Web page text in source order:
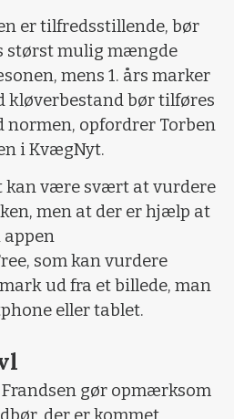
er tilfredsstillende, bør
størst mulig mængde
mens 1. års marker
kløverbestand bør tilføres
opfordrer Torben
i KvægNyt.
kan være svært at vurdere
men at der er hjælp at
appen
som kan vurdere
ud fra et billede, man
eller tablet.
gør opmærksom